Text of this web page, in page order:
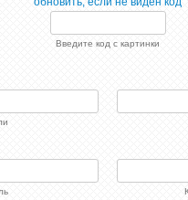
Введите код с картинки